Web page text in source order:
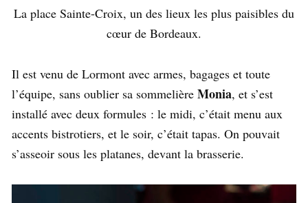
La place Sainte-Croix, un des lieux les plus paisibles du
cœur de Bordeaux.
Il est venu de Lormont avec armes, bagages et toute
l’équipe, sans oublier sa sommelière Monia, et s’est
installé avec deux formules : le midi, c’était menu aux
accents bistrotiers, et le soir, c’était tapas. On pouvait
s’asseoir sous les platanes, devant la brasserie.